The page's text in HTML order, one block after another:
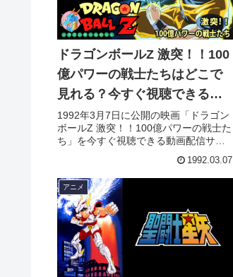
ドラゴンボールZ 激突！！100
億パワーの戦士たちはどこで
見れる？今すぐ視聴できる動
画配信サービスを紹介！
1992年3月7日に公開の映画「ドラゴン
ボールZ 激突！！100億パワーの戦士た
ち」を今すぐ視聴できる動画配信サー
キャスト・声優、スタッフ、主題歌の
情報はもちろん、実際に見た人の感想
やレビューもまとめています。
1992.03.07
アニメ